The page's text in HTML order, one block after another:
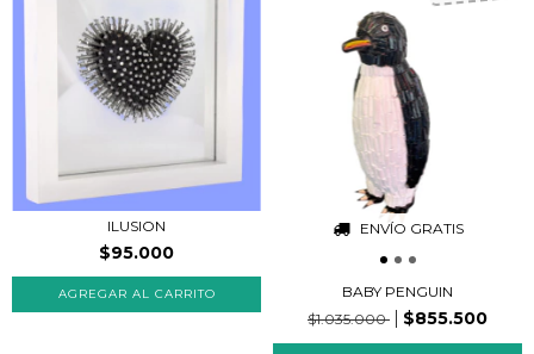
ILUSION
$95.000
ENVÍO GRATIS
BABY PENGUIN
$1.035.000
$855.500